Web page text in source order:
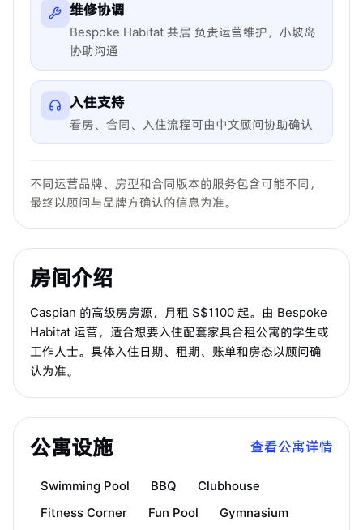
维修协调
Bespoke Habitat 共居 负责运营维护，小坡岛
协助沟通
入住支持
看房、合同、入住流程可由中文顾问协助确认
不同运营品牌、房型和合同版本的服务包含可能不同，
最终以顾问与品牌方确认的信息为准。
房间介绍
Caspian 的高级房房源，月租 S$1100 起。由 Bespoke
Habitat 运营，适合想要入住配套家具合租公寓的学生或
工作人士。具体入住日期、租期、账单和房态以顾问确
认为准。
公寓设施 查看公寓详情
Swimming Pool BBQ
Clubhouse
Fitness Corner
Fun Pool
Gymnasium